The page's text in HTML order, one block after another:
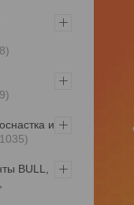
и
1035
BULL,